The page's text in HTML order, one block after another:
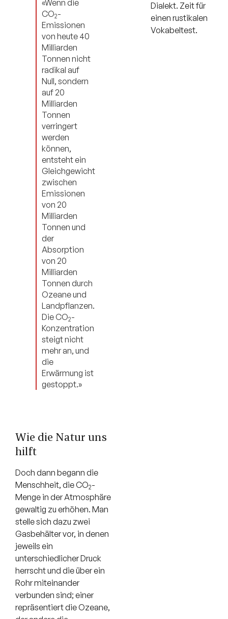
«Wenn die
CO2-
Emissionen
von heute 40
Milliarden
Tonnen nicht
radikal auf
Null, sondern
auf 20
Milliarden
Tonnen
verringert
werden
können,
entsteht ein
Gleichgewicht
zwischen
Emissionen
von 20
Milliarden
Tonnen und
der
Absorption
von 20
Milliarden
Tonnen durch
Ozeane und
Landpflanzen.
Die CO2-
Konzentration
steigt nicht
mehr an, und
die
Erwärmung ist
gestoppt.»
Wie die Natur uns
hilft
Doch dann begann die
Menschheit, die CO2-
Menge in der Atmosphäre
gewaltig zu erhöhen. Man
stelle sich dazu zwei
Gasbehälter vor, in denen
jeweils ein
unterschiedlicher Druck
herrscht und die über ein
Rohr miteinander
verbunden sind; einer
repräsentiert die Ozeane,
Dialekt. Zeit für
einen rustikalen
Vokabeltest.